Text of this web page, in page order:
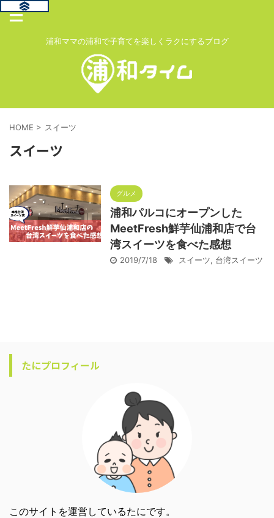
浦和ママの浦和で子育てを楽しくラクにするブログ
HOME > スイーツ
スイーツ
グルメ
浦和パルコにオープンした
MeetFresh鮮芋仙浦和店で台
湾スイーツを食べた感想
2019/7/18 スイーツ, 台湾スイーツ
たにプロフィール
このサイトを運営しているたにです。